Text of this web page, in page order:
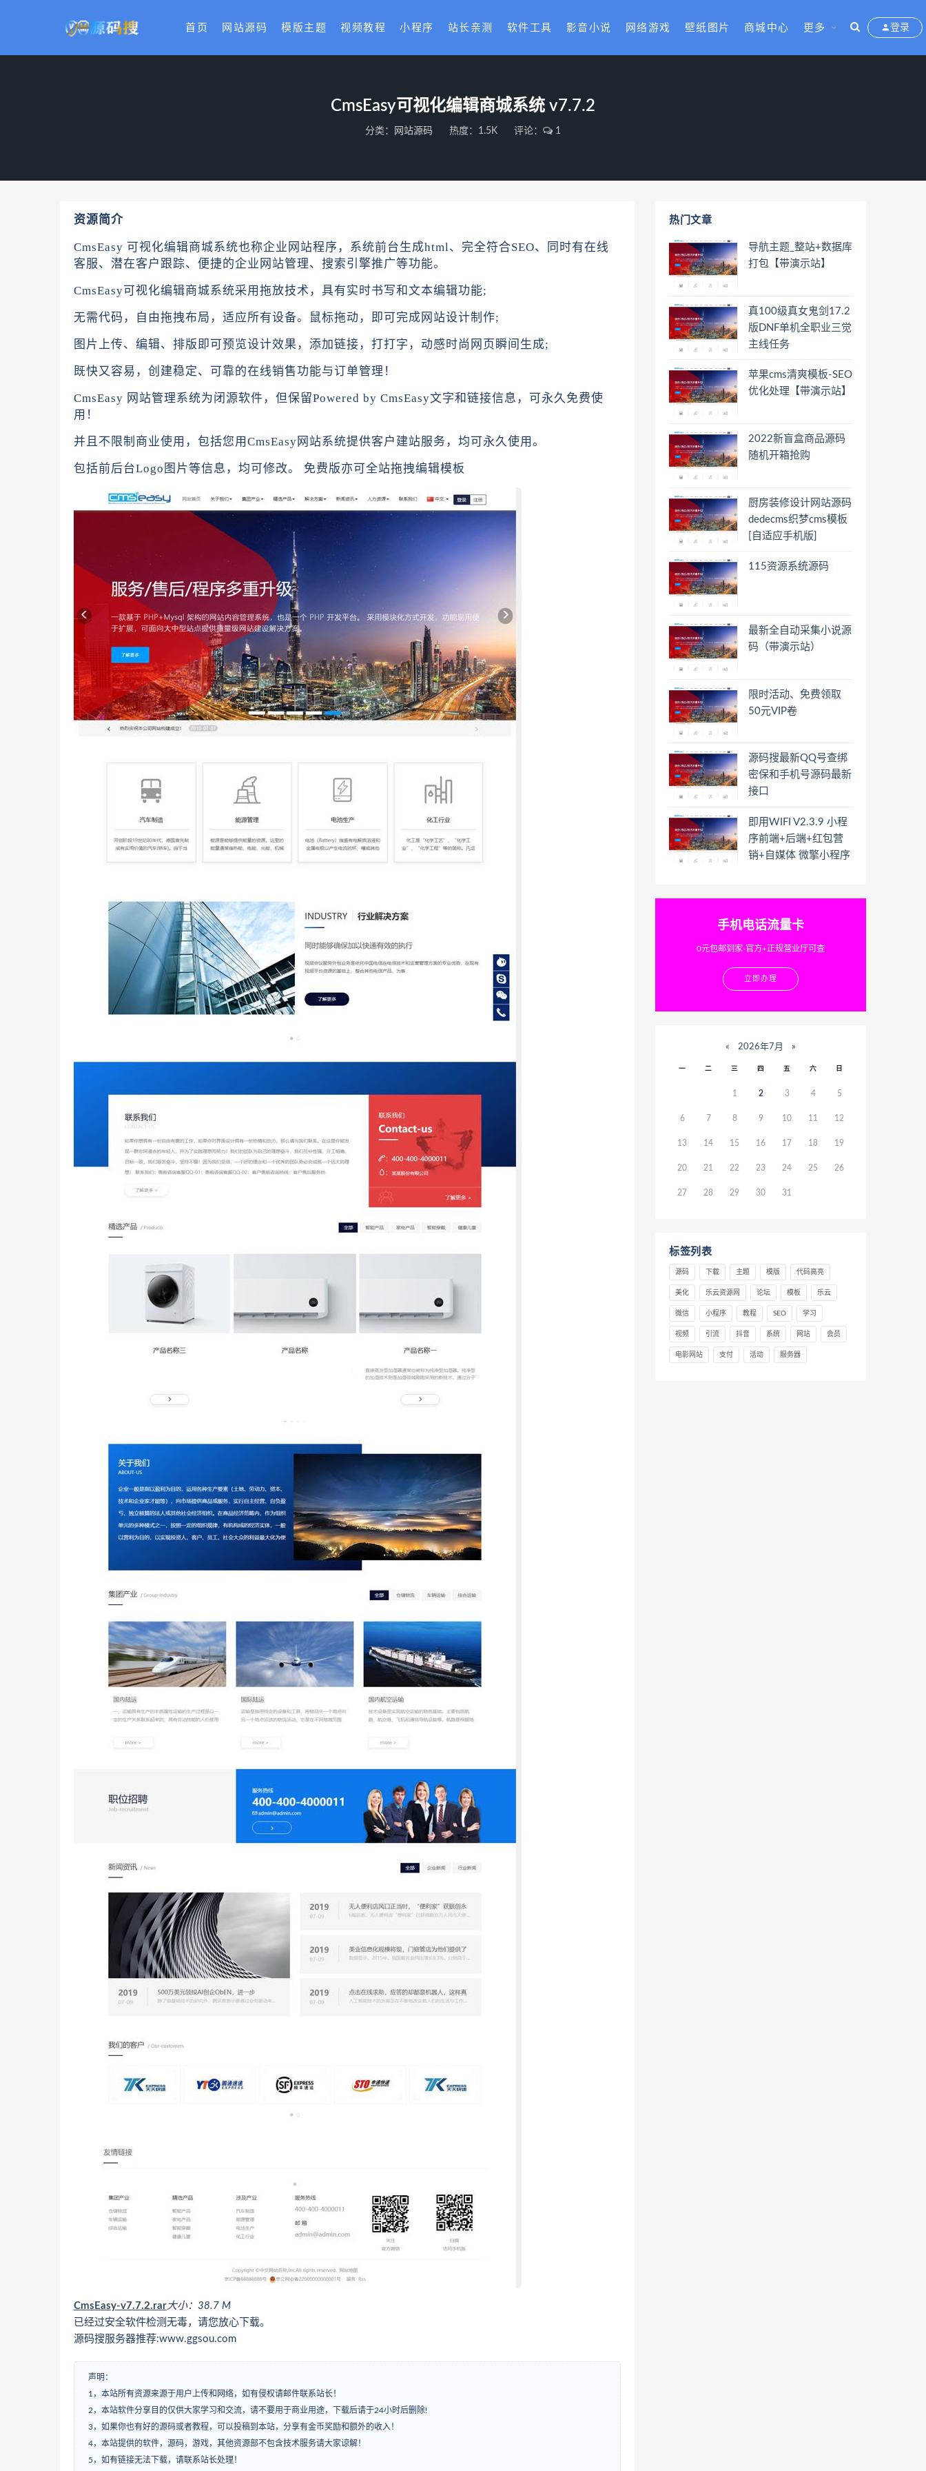
首页 网站源码 模版主题 视频教程 小程序 站长亲测 软件工具 影音小说 网络游戏 壁纸图片 商城中心 更多 登录
CmsEasy可视化编辑商城系统 v7.7.2
分类： 网站源码 热度：1.5K 评论： 1
资源简介
CmsEasy 可视化编辑商城系统也称企业网站程序，系统前台生成html、完全符合SEO、同时有在线
客服、潜在客户跟踪、便捷的企业网站管理、搜索引擎推广等功能。
CmsEasy可视化编辑商城系统采用拖放技术，具有实时书写和文本编辑功能;
无需代码，自由拖拽布局，适应所有设备。鼠标拖动，即可完成网站设计制作;
图片上传、编辑、排版即可预览设计效果，添加链接，打打字，动感时尚网页瞬间生成;
既快又容易，创建稳定、可靠的在线销售功能与订单管理！
CmsEasy 网站管理系统为闭源软件，但保留Powered by CmsEasy文字和链接信息，可永久免费使
用！
并且不限制商业使用，包括您用CmsEasy网站系统提供客户建站服务，均可永久使用。
包括前后台Logo图片等信息，均可修改。 免费版亦可全站拖拽编辑模板
CmsEasy-v7.7.2.rar大小：38.7 M
已经过安全软件检测无毒，请您放心下载。
源码搜服务器推荐:www.ggsou.com
声明：
1，本站所有资源来源于用户上传和网络，如有侵权请邮件联系站长！
2，本站软件分享目的仅供大家学习和交流，请不要用于商业用途，下载后请于24小时后删除!
3，如果你也有好的源码或者教程，可以投稿到本站，分享有金币奖励和额外的收入！
4，本站提供的软件，源码，游戏，其他资源部不包含技术服务请大家谅解！
5，如有链接无法下载，请联系站长处理！
热门文章
导航主题_整站+数据库
打包【带演示站】
真100级真女鬼剑17.2
版DNF单机全职业三觉
主线任务
苹果cms清爽模板-SEO
优化处理【带演示站】
2022新盲盒商品源码
随机开箱抢购
厨房装修设计网站源码
dedecms织梦cms模板
[自适应手机版]
115资源系统源码
最新全自动采集小说源
码（带演示站）
限时活动、免费领取
50元VIP卷
源码搜最新QQ号查绑
密保和手机号源码最新
接口
即用WIFI V2.3.9 小程
序前端+后端+红包营
销+自媒体 微擎小程序
手机电话流量卡
0元包邮到家-官方+正规营业厅可查
立即办理
« 2026年7月 »
一 二 三 四 五 六 日
1 2 3 4 5
6 7 8 9 10 11 12
13 14 15 16 17 18 19
20 21 22 23 24 25 26
27 28 29 30 31
标签列表
源码 下载 主题 模版 代码高亮
美化 乐云资源网 论坛 模板 乐云
微信 小程序 教程 SEO 学习
视频 引流 抖音 系统 网站 会员
电影网站 支付 活动 服务器